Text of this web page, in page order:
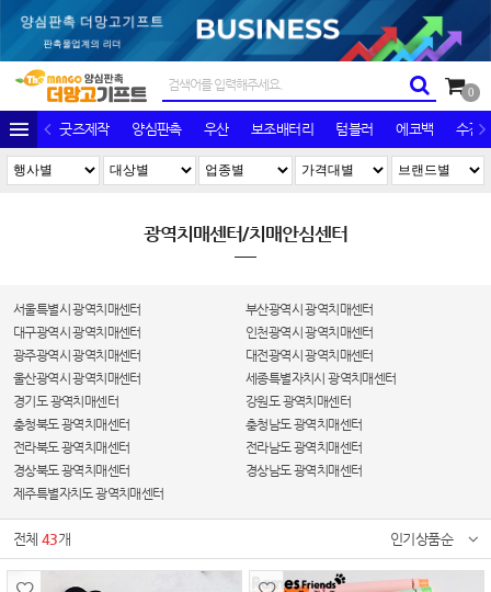
0
굿즈제작 양심판촉 우산 보조배터리 텀블러 에코백 수건/
광역치매센터/치매안심센터
서울특별시 광역치매센터
부산광역시 광역치매센터
대구광역시 광역치매센터
인천광역시 광역치매센터
광주광역시 광역치매센터
대전광역시 광역치매센터
울산광역시 광역치매센터
세종특별자치시 광역치매센터
경기도 광역치매센터
강원도 광역치매센터
충청북도 광역치매센터
충청남도 광역치매센터
전라북도 광역치매센터
전라남도 광역치매센터
경상북도 광역치매센터
경상남도 광역치매센터
제주특별자치도 광역치매센터
전체43개 인기상품순